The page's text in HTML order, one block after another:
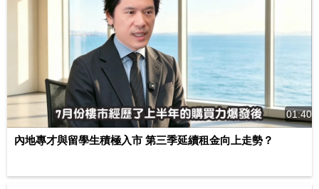
01:40
內地專才與留學生積極入市 第三季延續租金向上走勢？